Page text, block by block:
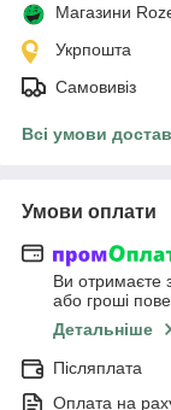
Магазини
Укрпошта
Самовивіз
Всі умови
Умови оплати
Ви отримаєте
або гроші
Детальніше
Післяплата
Оплата на